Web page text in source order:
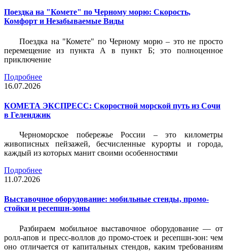
Поездка на "Комете" по Черному морю: Скорость,
Комфорт и Незабываемые Виды
Поездка на "Комете" по Черному морю – это не просто
перемещение из пункта А в пункт Б; это полноценное
приключение
Подробнее
16.07.2026
КОМЕТА ЭКСПРЕСС: Скоростной морской путь из Сочи
в Геленджик
Черноморское побережье России – это километры
живописных пейзажей, бесчисленные курорты и города,
каждый из которых манит своими особенностями
Подробнее
11.07.2026
Выставочное оборудование: мобильные стенды, промо-
стойки и ресепшн-зоны
Разбираем мобильное выставочное оборудование — от
ролл-апов и пресс-воллов до промо-стоек и ресепшн-зон: чем
оно отличается от капитальных стендов, каким требованиям